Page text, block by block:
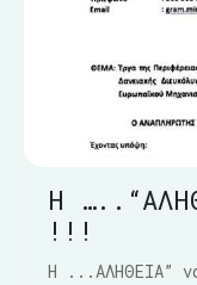
Η
!!!
Η ...ΑΛΗΘΕΙΑ”